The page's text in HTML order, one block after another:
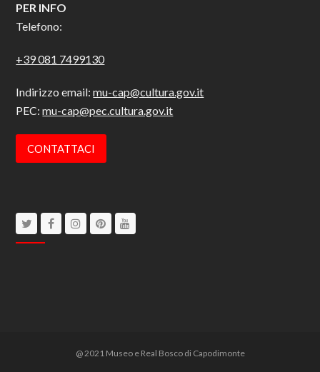
PER INFO
Telefono:
+39 081 7499130
Indirizzo email:mu-cap@cultura.gov.it
PEC:mu-cap@pec.cultura.gov.it
CONTATTACI
TwitterFacebookInstagram
Pinterest
@ 2021 Museo e Real Bosco di Capodimonte